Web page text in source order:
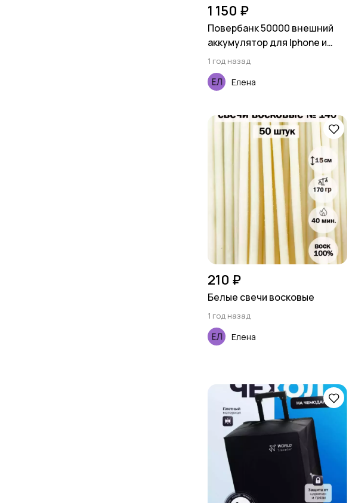
1 150 ₽
Повербанк 50000 внешний
аккумулятор для Iphone и
Android
1 год назад
Елена
210 ₽
Белые свечи восковые
1 год назад
Елена